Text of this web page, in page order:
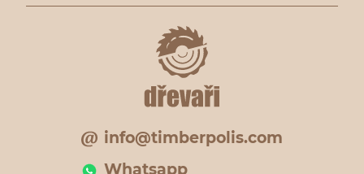
info@timberpolis.com
Whatsapp